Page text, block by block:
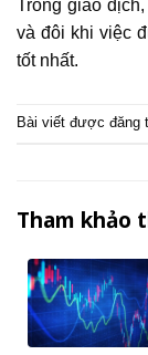
Trong giao
và đôi khi việc
tốt nhất.
Bài viết được đăng
Tham khảo